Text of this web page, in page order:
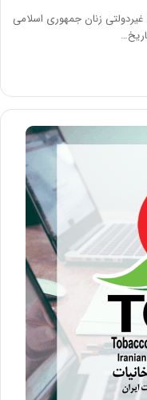
زنان جمهوری اسلامی